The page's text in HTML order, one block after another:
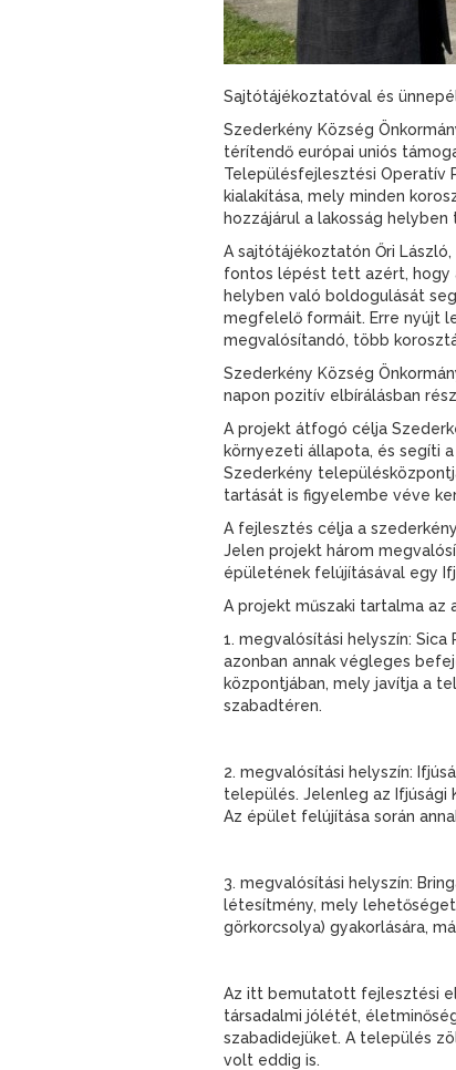
Sajtótájékoztatóval és
Szederkény Község
térítendő európai uniós
Településfejlesztési Operatív
kialakítása, mely minden
hozzájárul a lakosság helyben
A sajtótájékoztatón Őri
fontos lépést tett azért, hogy
helyben való boldogulását
megfelelő formáit. Erre nyújt
megvalósítandó, több
Szederkény Község
napon pozitív elbírálásban
A projekt átfogó célja
környezeti állapota, és segíti
Szederkény
tartását is figyelembe véve
A fejlesztés célja a
Jelen projekt három
épületének felújításával egy
A projekt műszaki tartalma az
1. megvalósítási helyszín:
azonban annak végleges
központjában, mely javítja a
szabadtéren.
2. megvalósítási helyszín:
település. Jelenleg az Ifjúsági
Az épület felújítása során
3. megvalósítási helyszín:
létesítmény, mely lehetőséget
görkorcsolya) gyakorlására,
Az itt bemutatott fejlesztési
társadalmi jólétét,
szabadidejüket. A település
volt eddig is.